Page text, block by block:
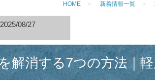
HOME 新着情報一覧
08/27
解消する7つの方法｜